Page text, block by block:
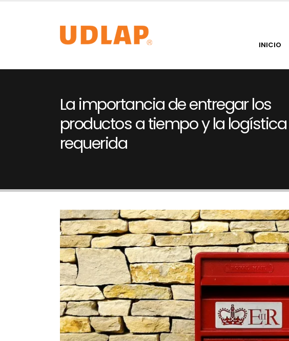
INICIO
La importancia de entregar los
productos a tiempo y la logística
requerida